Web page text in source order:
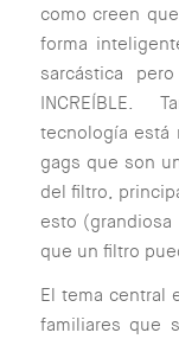
como creen
forma
sarcástica
INCREÍBLE.
tecnología está
gags que son
del filtro,
esto
que un filtro
El tema central
familiares que